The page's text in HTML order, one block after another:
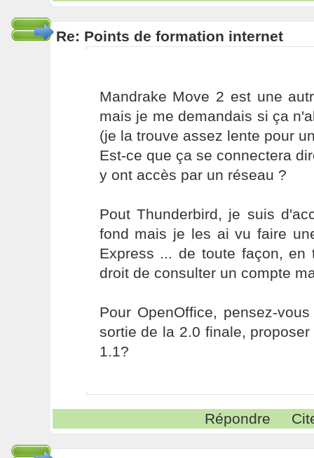
Re: Points de formation internet
Mandrake Move 2 est une
mais je me demandais si ça
(je la trouve assez lente pour
Est-ce que ça se connectera
y ont accès par un réseau ?
Pout Thunderbird, je suis
fond mais je les ai vu faire
Express ... de toute façon,
droit de consulter un compte
Pour OpenOffice, pensez-
sortie de la 2.0 finale,
1.1?
Répondre